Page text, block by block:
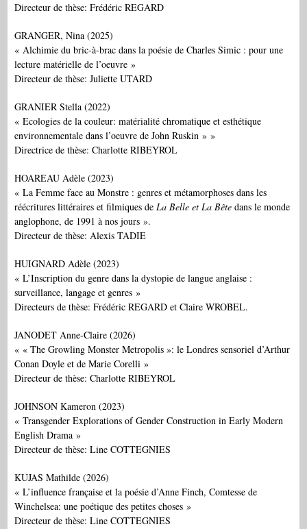
Directeur de thèse: Frédéric REGARD
GRANGER, Nina (2025)
« Alchimie du bric-à-brac dans la poésie de Charles Simic : pour une
lecture matérielle de l’oeuvre »
Directeur de thèse: Juliette UTARD
GRANIER Stella (2022)
« Ecologies de la couleur: matérialité chromatique et esthétique
environnementale dans l’oeuvre de John Ruskin » »
Directrice de thèse: Charlotte RIBEYROL
HOAREAU Adèle (2023)
« La Femme face au Monstre : genres et métamorphoses dans les
réécritures littéraires et filmiques deLa Belle et La Bête dans le monde
anglophone, de 1991 à nos jours ».
Directeur de thèse: Alexis TADIE
HUIGNARD Adèle (2023)
« L’Inscription du genre dans la dystopie de langue anglaise :
surveillance, langage et genres »
Directeurs de thèse: Frédéric REGARD et Claire WROBEL.
JANODET Anne-Claire (2026)
« « The Growling Monster Metropolis »: le Londres sensoriel d’Arthur
Conan Doyle et de Marie Corelli »
Directeur de thèse: Charlotte RIBEYROL
JOHNSON Kameron (2023)
« Transgender Explorations of Gender Construction in Early Modern
English Drama »
Directeur de thèse: Line COTTEGNIES
KUJAS Mathilde (2026)
« L’influence française et la poésie d’Anne Finch, Comtesse de
Winchelsea: une poétique des petites choses »
Directeur de thèse: Line COTTEGNIES